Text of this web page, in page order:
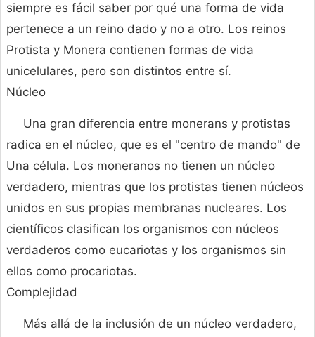
siempre es fácil saber por qué una forma de vida
pertenece a un reino dado y no a otro. Los reinos
Protista y Monera contienen formas de vida
unicelulares, pero son distintos entre sí.
Núcleo
Una gran diferencia entre monerans y protistas
radica en el núcleo, que es el "centro de mando" de
Una célula. Los moneranos no tienen un núcleo
verdadero, mientras que los protistas tienen núcleos
unidos en sus propias membranas nucleares. Los
científicos clasifican los organismos con núcleos
verdaderos como eucariotas y los organismos sin
ellos como procariotas.
Complejidad
Más allá de la inclusión de un núcleo verdadero,